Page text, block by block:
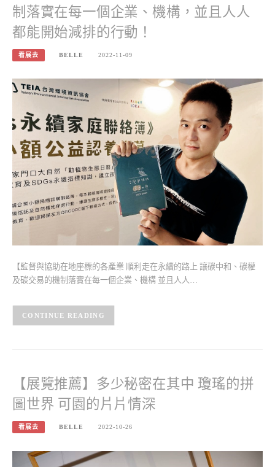
制落實在每一個企業、機構，並且人人
都能開始減排的行動！
看展去 BELLE 2022-11-09
【監督與協助在地座標的各產業 順利走在永續的路上 讓碳中和、碳權
及碳交易的機制落實在每一個企業、機構 並且人人…
CONTINUE READING
【展覽推薦】多少秘密在其中 瓊瑤的拼
圖世界 可園的片片情深
看展去 BELLE 2022-10-26